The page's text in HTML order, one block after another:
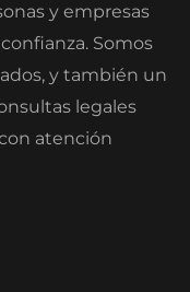
y empresas
Somos
y también un
legales
atención